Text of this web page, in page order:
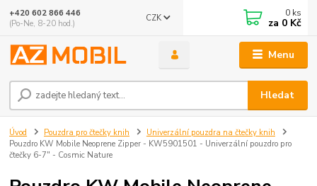
Menu
CZK
Hledat
+420 602 866 446
(Po-Ne, 8-20 hod.)
0 ks
za 0 Kč
Úvod Pouzdra pro čtečky knih
Univerzální pouzdra na čtečky knih
Pouzdro KW Mobile Neoprene Zipper - KW5901501 - Univerzální pouzdro pro
čtečky 6-7" - Cosmic Nature